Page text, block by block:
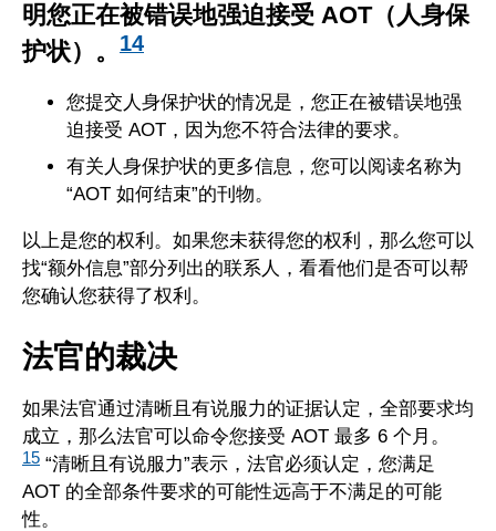
明您正在被错误地强迫接受 AOT（人身保
护状）。
14
您提交人身保护状的情况是，您正在被错误地强
迫接受 AOT，因为您不符合法律的要求。
有关人身保护状的更多信息，您可以阅读名称为
“AOT 如何结束”的刊物。
以上是您的权利。如果您未获得您的权利，那么您可以
找“额外信息”部分列出的联系人，看看他们是否可以帮
您确认您获得了权利。
法官的裁决
如果法官通过清晰且有说服力的证据认定，全部要求均
成立，那么法官可以命令您接受 AOT 最多 6 个月。
15 “清晰且有说服力”表示，法官必须认定，您满足
AOT 的全部条件要求的可能性远高于不满足的可能
性。